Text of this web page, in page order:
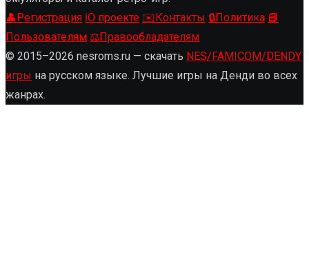
👤 Регистрация ℹ️О проекте ✉️ Контакты 🔒Политика 📘
Пользователям ⚖️Правообладателям
© 2015–2026 nesroms.ru — скачать NES/FAMICOM/DENDY
игры на русском языке. Лучшие игры на Денди во всех
жанрах.